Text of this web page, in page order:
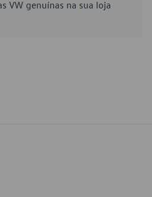
VW genuínas na sua loja